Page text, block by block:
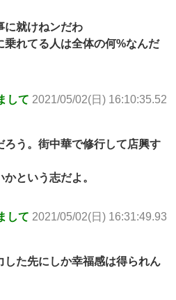
に就けねンだわ
れてる人は全体の何%なんだ
して 2021/05/02(日) 16:10:35.52
ろう。街中華で修行して店興す
という志だよ。
して 2021/05/02(日) 16:31:49.93
した先にしか幸福感は得られん